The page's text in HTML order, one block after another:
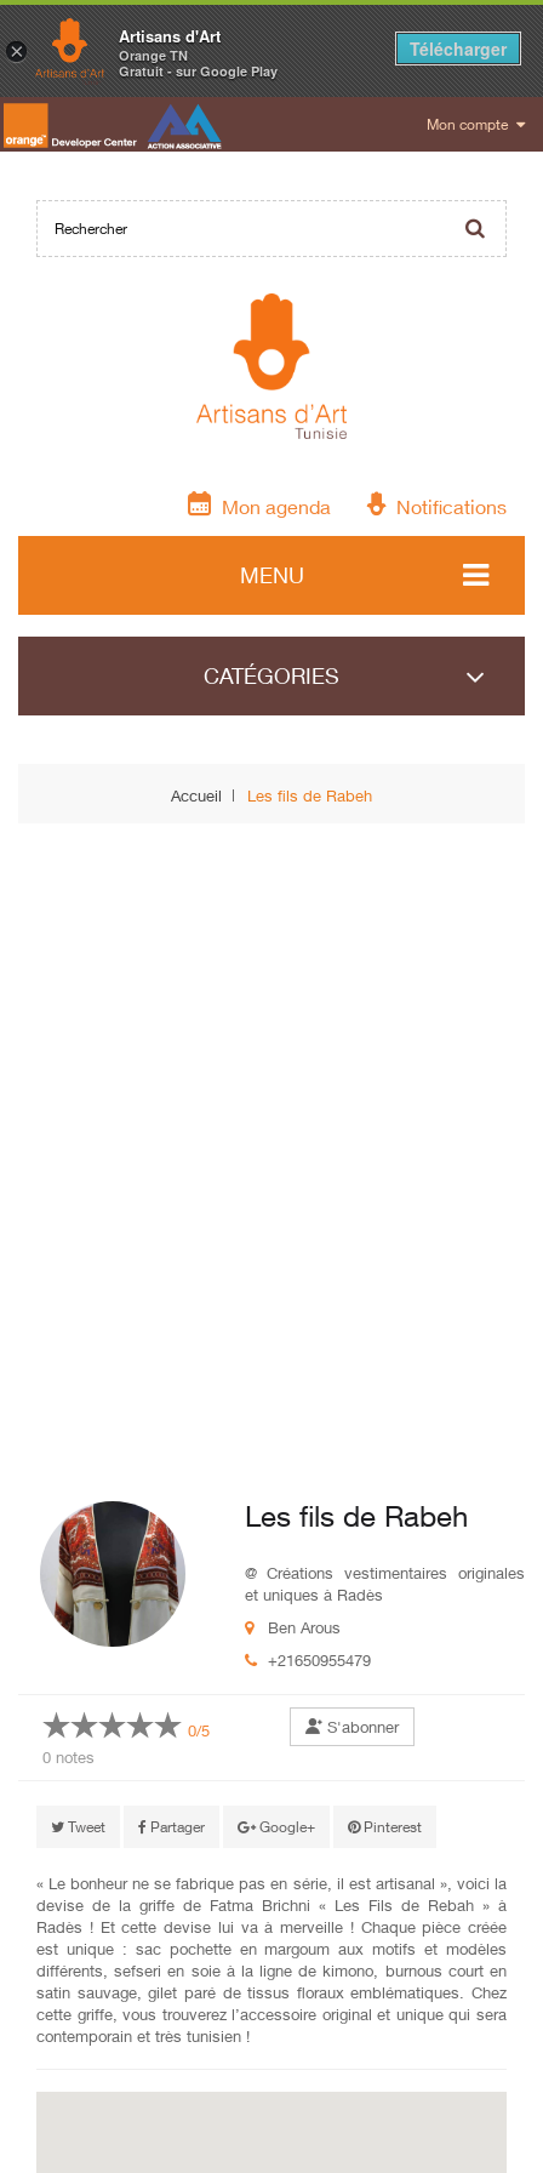
Mon compte
Mon agenda Notifications
MENU
CATÉGORIES
Accueil Les fils de Rabeh
Les fils de Rabeh
@ Créations vestimentaires originales
et uniques à Radès
Ben Arous
+21650955479
0/5
S'abonner
0 notes
Tweet Partager Google+ Pinterest
« Le bonheur ne se fabrique pas en série, il est artisanal », voici la
devise de la griffe de Fatma Brichni « Les Fils de Rebah » à
Radès ! Et cette devise lui va à merveille ! Chaque pièce créée
est unique : sac pochette en margoum aux motifs et modèles
différents, sefseri en soie à la ligne de kimono, burnous court en
satin sauvage, gilet paré de tissus floraux emblématiques. Chez
cette griffe, vous trouverez l’accessoire original et unique qui sera
contemporain et très tunisien !
×
Artisans d'Art
Orange TN
Gratuit - sur Google Play
Télécharger